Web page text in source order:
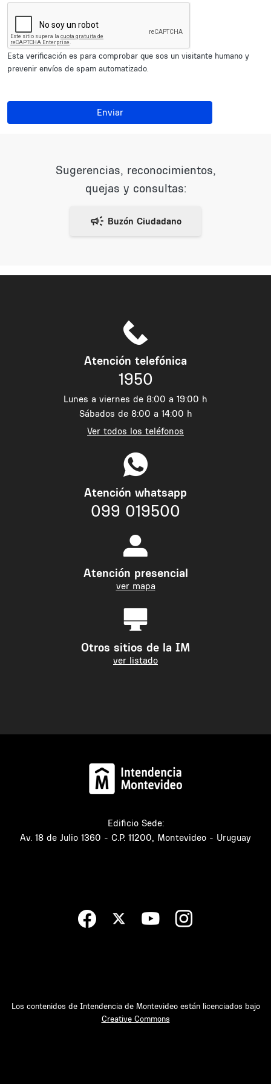
Esta verificación es para comprobar que sos un visitante humano y
prevenir envíos de spam automatizado.
Enviar
Sugerencias, reconocimientos,
quejas y consultas:
Atención telefónica
1950
Lunes a viernes de 8:00 a 19:00 h
Sábados de 8:00 a 14:00 h
Ver todos los teléfonos
Atención whatsapp
099 019500
Atención presencial
ver mapa
Otros sitios de la IM
ver listado
Edificio Sede:
Av. 18 de Julio 1360 - C.P. 11200, Montevideo - Uruguay
Los contenidos de Intendencia de Montevideo están licenciados bajo
Creative Commons